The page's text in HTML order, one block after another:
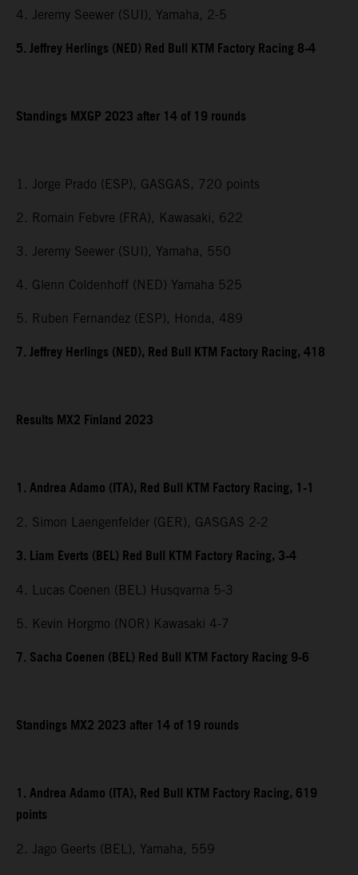
4. Jeremy Seewer (SUI), Yamaha, 2-5
5. Jeffrey Herlings (NED) Red Bull KTM Factory Racing 8-4
Standings MXGP 2023 after 14 of 19 rounds
1. Jorge Prado (ESP), GASGAS, 720 points
2. Romain Febvre (FRA), Kawasaki, 622
3. Jeremy Seewer (SUI), Yamaha, 550
4. Glenn Coldenhoff (NED) Yamaha 525
5. Ruben Fernandez (ESP), Honda, 489
7. Jeffrey Herlings (NED), Red Bull KTM Factory Racing, 418
Results MX2 Finland 2023
1. Andrea Adamo (ITA), Red Bull KTM Factory Racing, 1-1
2. Simon Laengenfelder (GER), GASGAS 2-2
3. Liam Everts (BEL) Red Bull KTM Factory Racing, 3-4
4. Lucas Coenen (BEL) Husqvarna 5-3
5. Kevin Horgmo (NOR) Kawasaki 4-7
7. Sacha Coenen (BEL) Red Bull KTM Factory Racing 9-6
Standings MX2 2023 after 14 of 19 rounds
1. Andrea Adamo (ITA), Red Bull KTM Factory Racing, 619
points
2. Jago Geerts (BEL), Yamaha, 559